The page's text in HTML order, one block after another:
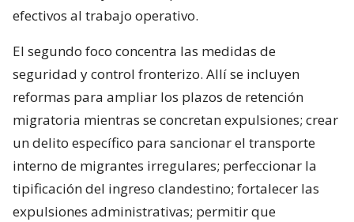
efectivos al trabajo operativo.
El segundo foco concentra las medidas de
seguridad y control fronterizo. Allí se incluyen
reformas para ampliar los plazos de retención
migratoria mientras se concretan expulsiones; crear
un delito específico para sancionar el transporte
interno de migrantes irregulares; perfeccionar la
tipificación del ingreso clandestino; fortalecer las
expulsiones administrativas; permitir que